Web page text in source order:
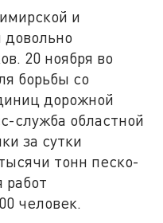
и
довольно
20 ноября во
борьбы со
дорожной
служба областной
за сутки
тонн песко-
работ
человек.